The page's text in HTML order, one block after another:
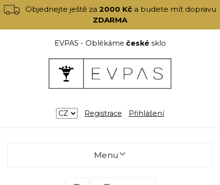
Objednejte ještě za2000 Kč a budete mít dopravu
ZDARMA
EVPAS - Oblékáme českésklo
Registrace Přihlášení
Menu